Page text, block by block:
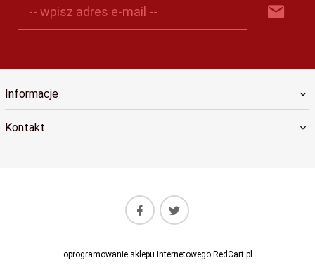
-- wpisz adres e-mail --
Informacje
Kontakt
oprogramowanie sklepu internetowegoRedCart.pl